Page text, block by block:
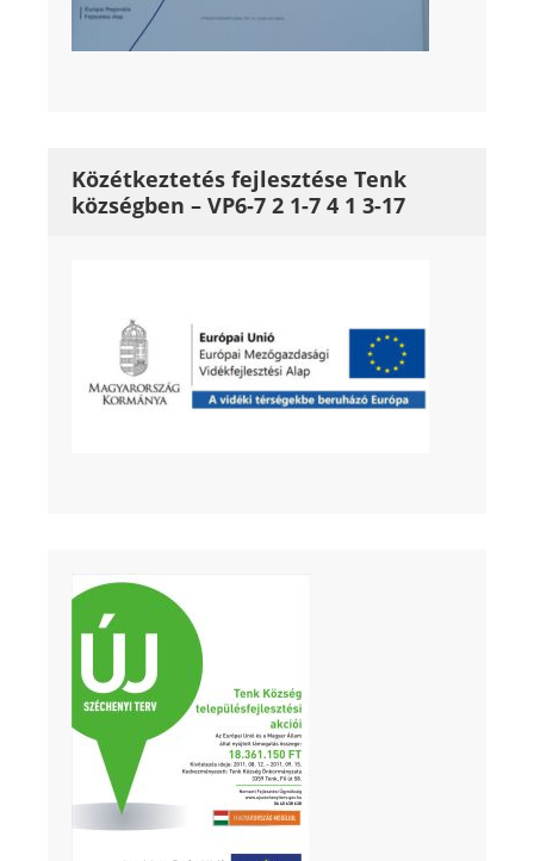
Közétkeztetés fejlesztése Tenk
községben – VP6-7 2 1-7 4 1 3-17